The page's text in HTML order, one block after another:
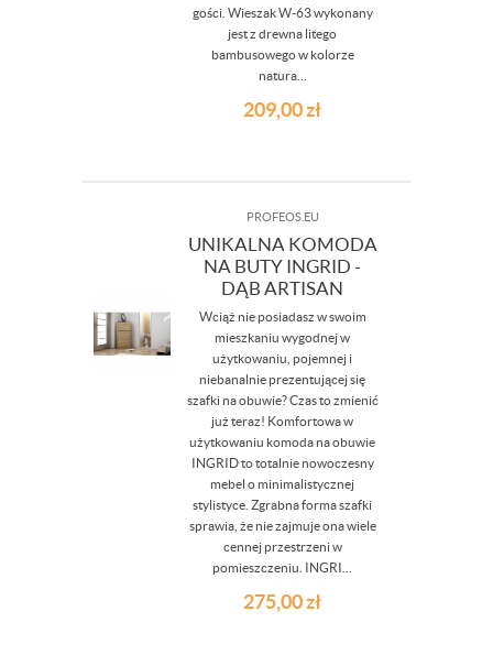
gości. Wieszak W-63 wykonany
jest z drewna litego
bambusowego w kolorze
natura...
209,00zł
PROFEOS.EU
UNIKALNA KOMODA
NA BUTY INGRID -
DĄB ARTISAN
Wciąż nie posiadasz w swoim
mieszkaniu wygodnej w
użytkowaniu, pojemnej i
niebanalnie prezentującej się
szafki na obuwie? Czas to zmienić
już teraz! Komfortowa w
użytkowaniu komoda na obuwie
INGRID to totalnie nowoczesny
mebel o minimalistycznej
stylistyce. Zgrabna forma szafki
sprawia, że nie zajmuje ona wiele
cennej przestrzeni w
pomieszczeniu. INGRI...
275,00zł